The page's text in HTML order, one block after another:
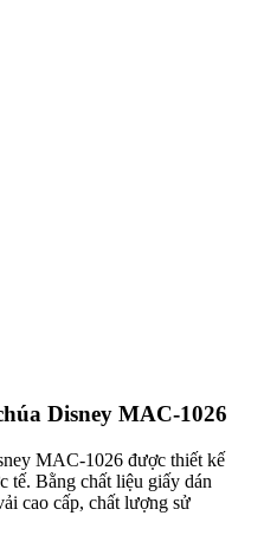
Disney MAC-1026
MAC-1026 được thiết kế
tế. Bằng chất liệu giấy dán
cao cấp, chất lượng sử